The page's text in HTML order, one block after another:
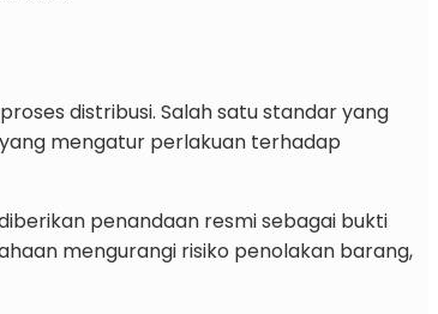
distribusi. Salah satu standar yang
mengatur perlakuan terhadap
penandaan resmi sebagai bukti
mengurangi risiko penolakan barang,